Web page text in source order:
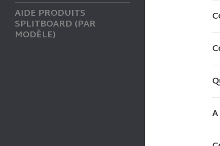
AIDE PRODUITS
SPLITBOARD (PAR
MODÈLE)